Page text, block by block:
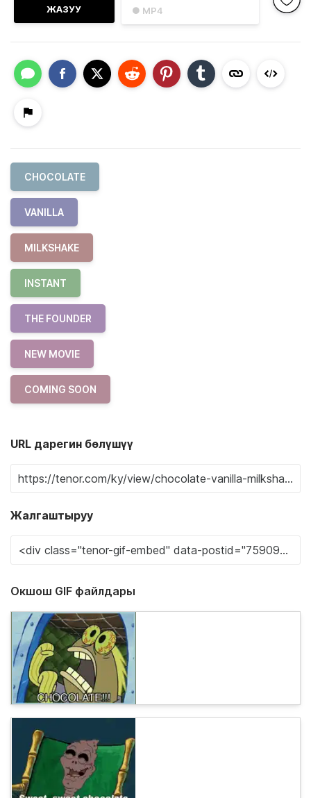
● MP4
ЖАЗУУ
CHOCOLATE
VANILLA
MILKSHAKE
INSTANT
THE FOUNDER
NEW MOVIE
COMING SOON
URL дарегин бөлүшүү
Жалгаштыруу
Окшош GIF файлдары